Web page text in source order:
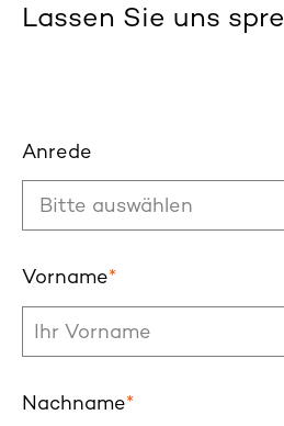
Lassen Sie uns
Anrede
Vorname*
Nachname*